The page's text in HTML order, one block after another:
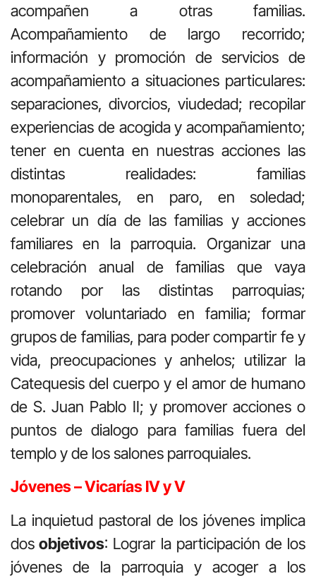
acompañen a otras familias.
Acompañamiento de largo recorrido;
información y promoción de servicios de
acompañamiento a situaciones particulares:
separaciones, divorcios, viudedad; recopilar
experiencias de acogida y acompañamiento;
tener en cuenta en nuestras acciones las
distintas realidades: familias
monoparentales, en paro, en soledad;
celebrar un día de las familias y acciones
familiares en la parroquia. Organizar una
celebración anual de familias que vaya
rotando por las distintas parroquias;
promover voluntariado en familia; formar
grupos de familias, para poder compartir fe y
vida, preocupaciones y anhelos; utilizar la
Catequesis del cuerpo y el amor de humano
de S. Juan Pablo II; y promover acciones o
puntos de dialogo para familias fuera del
templo y de los salones parroquiales.
Jóvenes – Vicarías IV y V
La inquietud pastoral de los jóvenes implica
dos objetivos: Lograr la participación de los
jóvenes de la parroquia y acoger a los